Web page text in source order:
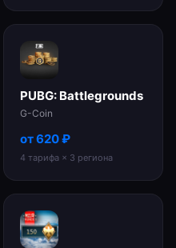
PUBG: Battlegrounds
G-Coin
от620₽
4 тарифа × 3 региона